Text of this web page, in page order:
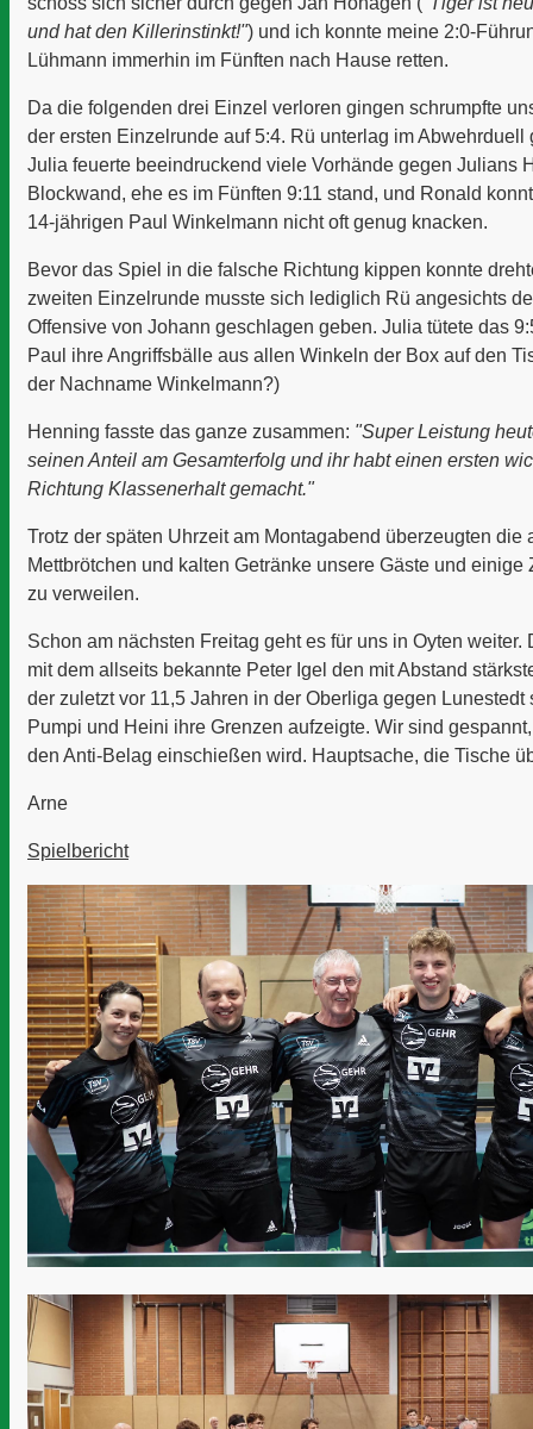
und hat den Killerinstinkt!") und ich konnte meine 2:0-
Lühmann immerhin im Fünften nach Hause retten.
Da die folgenden drei Einzel verloren gingen schrumpfte
der ersten Einzelrunde auf 5:4. Rü unterlag im Abwehrduell
Julia feuerte beeindruckend viele Vorhände gegen Julians
Blockwand, ehe es im Fünften 9:11 stand, und Ronald
14-jährigen Paul Winkelmann nicht oft genug knacken.
Bevor das Spiel in die falsche Richtung kippen konnte
zweiten Einzelrunde musste sich lediglich Rü angesichts
Offensive von Johann geschlagen geben. Julia tütete das
Paul ihre Angriffsbälle aus allen Winkeln der Box auf den
der Nachname Winkelmann?)
Henning fasste das ganze zusammen: "Super Leistung
seinen Anteil am Gesamterfolg und ihr habt einen ersten
Richtung Klassenerhalt gemacht."
Trotz der späten Uhrzeit am Montagabend überzeugten die
Mettbrötchen und kalten Getränke unsere Gäste und einige
zu verweilen.
Schon am nächsten Freitag geht es für uns in Oyten weiter.
mit dem allseits bekannte Peter Igel den mit Abstand
der zuletzt vor 11,5 Jahren in der Oberliga gegen
Pumpi und Heini ihre Grenzen aufzeigte. Wir sind
den Anti-Belag einschießen wird. Hauptsache, die Tische
Arne
Spielbericht